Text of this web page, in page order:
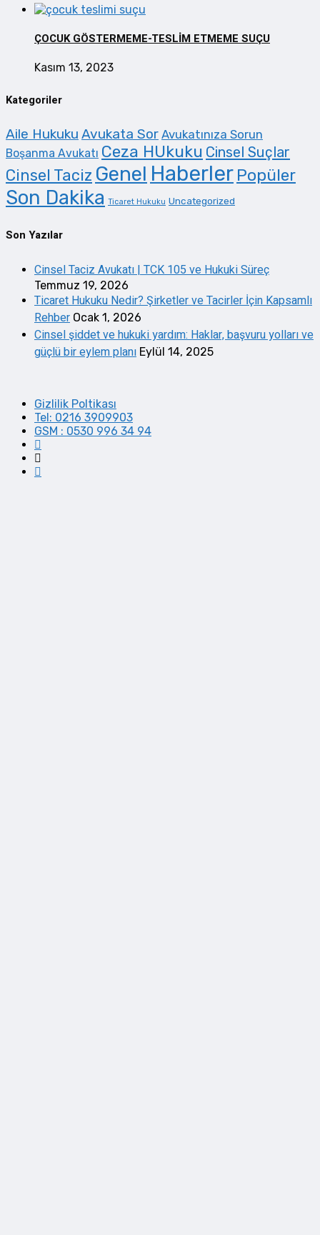
ÇOCUK GÖSTERMEME-TESLİM ETMEME SUÇU
Kasım 13, 2023
Kategoriler
Aile Hukuku Avukata Sor Avukatınıza Sorun
Boşanma Avukatı Ceza HUkuku Cinsel Suçlar
Cinsel Taciz Genel Haberler Popüler
Son Dakika Ticaret Hukuku Uncategorized
Son Yazılar
Cinsel Taciz Avukatı | TCK 105 ve Hukuki Süreç
Temmuz 19, 2026
Ticaret Hukuku Nedir? Şirketler ve Tacirler İçin Kapsamlı
Rehber Ocak 1, 2026
Cinsel şiddet ve hukuki yardım: Haklar, başvuru yolları ve
güçlü bir eylem planı Eylül 14, 2025
Gizlilik Poltikası
Tel: 0216 3909903
GSM : 0530 996 34 94